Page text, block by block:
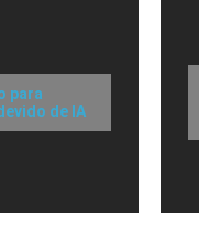
para
de IA